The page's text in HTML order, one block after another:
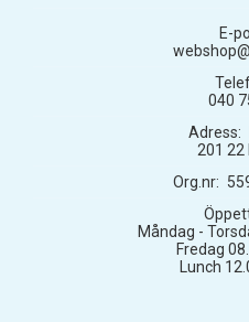
E-
040
Adress:
201 22
Org.nr:
Måndag -
Fredag
Lunch